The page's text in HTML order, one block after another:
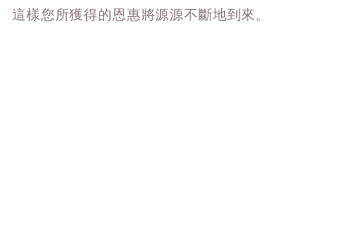
這樣您所獲得的恩惠將源源不斷地到來。